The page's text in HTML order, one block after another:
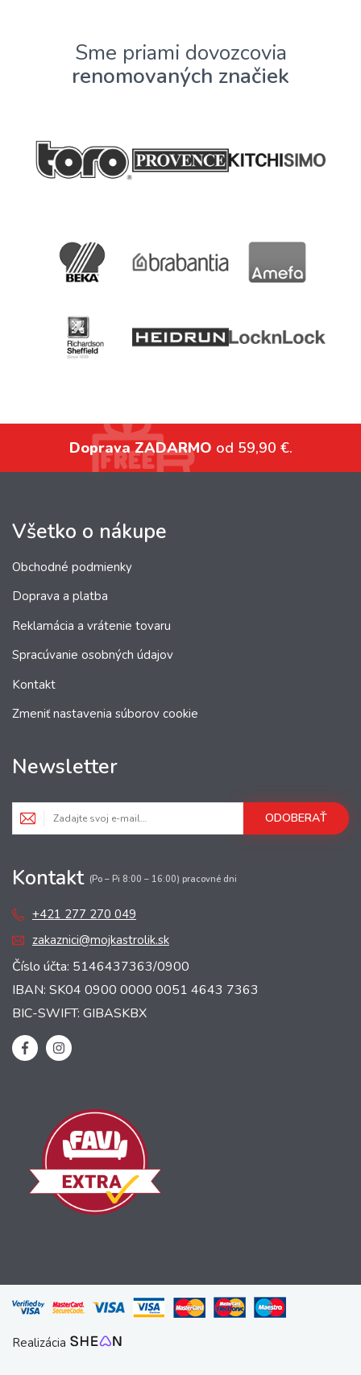
Sme priami dovozcovia
renomovaných značiek
Doprava ZADARMO od 59,90 €.
Všetko o nákupe
Obchodné podmienky
Doprava a platba
Reklamácia a vrátenie tovaru
Spracúvanie osobných údajov
Kontakt
Zmeniť nastavenia súborov cookie
Newsletter
ODOBERAŤ
Kontakt (Po – Pi 8:00 – 16:00) pracovné dni
+421 277 270 049
zakaznici@mojkastrolik.sk
Číslo účta: 5146437363/0900
IBAN: SK04 0900 0000 0051 4643 7363
BIC-SWIFT: GIBASKBX
Realizácia